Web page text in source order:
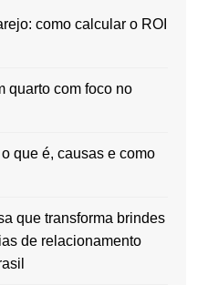
como calcular o ROI
quarto com foco no
que é, causas e como
que transforma brindes
de relacionamento